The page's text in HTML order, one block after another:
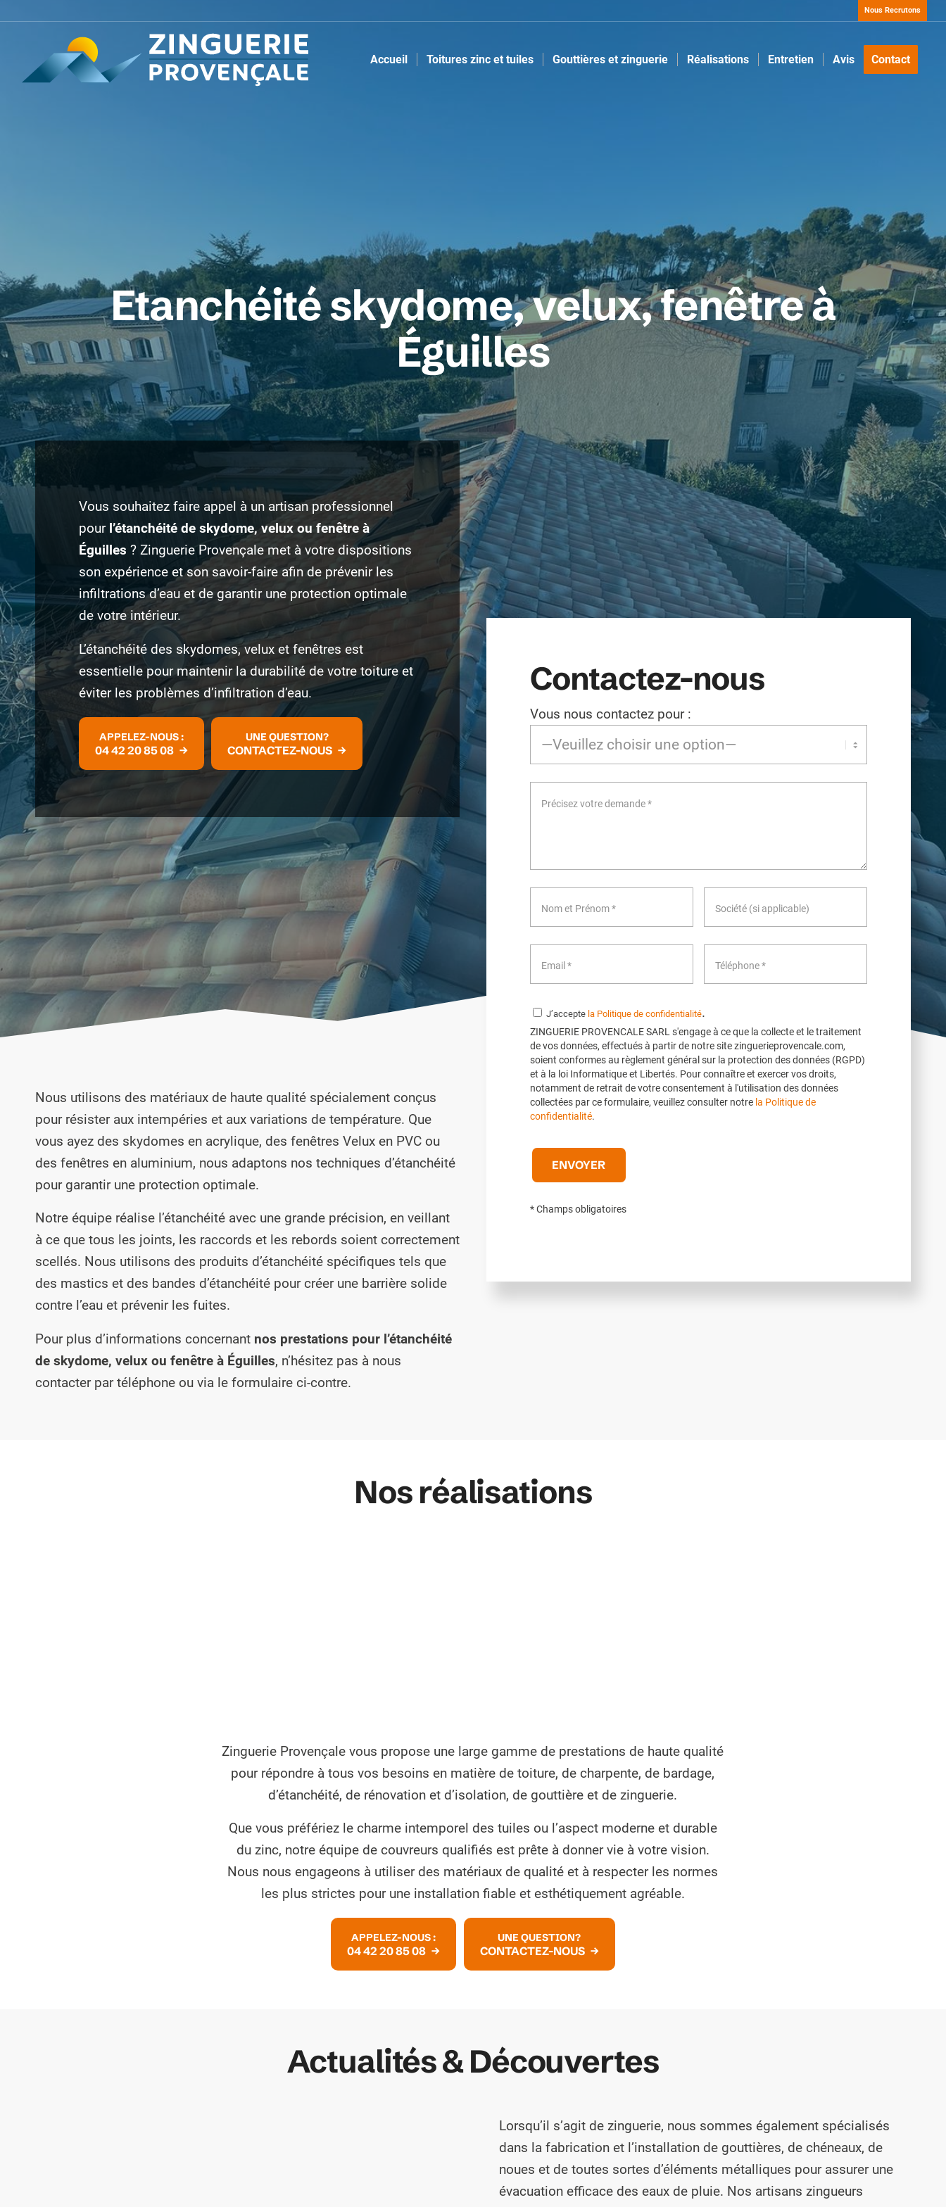
Nous Recrutons
Accueil Toitures zinc et tuiles Gouttières et zinguerie Réalisations Entretien Avis Contact
Etanchéité skydome, velux, fenêtre à
Éguilles
Vous souhaitez faire appel à un artisan professionnel
pour l’étanchéité de skydome, velux ou fenêtre à
Éguilles ? Zinguerie Provençale met à votre dispositions
son expérience et son savoir-faire afin de prévenir les
infiltrations d’eau et de garantir une protection optimale
de votre intérieur.
L’étanchéité des skydomes, velux et fenêtres est
essentielle pour maintenir la durabilité de votre toiture et
éviter les problèmes d’infiltration d’eau.
APPELEZ-NOUS :
04 42 20 85 08
UNE QUESTION?
CONTACTEZ-NOUS
Nous utilisons des matériaux de haute qualité spécialement conçus
pour résister aux intempéries et aux variations de température. Que
vous ayez des skydomes en acrylique, des fenêtres Velux en PVC ou
des fenêtres en aluminium, nous adaptons nos techniques d’étanchéité
pour garantir une protection optimale.
Notre équipe réalise l’étanchéité avec une grande précision, en veillant
à ce que tous les joints, les raccords et les rebords soient correctement
scellés. Nous utilisons des produits d’étanchéité spécifiques tels que
des mastics et des bandes d’étanchéité pour créer une barrière solide
contre l’eau et prévenir les fuites.
Pour plus d’informations concernant nos prestations pour l’étanchéité
de skydome, velux ou fenêtre à Éguilles, n’hésitez pas à nous
contacter par téléphone ou via le formulaire ci-contre.
Contactez-nous
Vous nous contactez pour :
J’accepte la Politique de confidentialité.
ZINGUERIE PROVENCALE SARL s'engage à ce que la collecte et le traitement
de vos données, effectués à partir de notre site zinguerieprovencale.com,
soient conformes au règlement général sur la protection des données (RGPD)
et à la loi Informatique et Libertés. Pour connaître et exercer vos droits,
notamment de retrait de votre consentement à l'utilisation des données
collectées par ce formulaire, veuillez consulter notre la Politique de
confidentialité.
* Champs obligatoires
Nos réalisations
Zinguerie Provençale vous propose une large gamme de prestations de haute qualité
pour répondre à tous vos besoins en matière de toiture, de charpente, de bardage,
d’étanchéité, de rénovation et d’isolation, de gouttière et de zinguerie.
Que vous préfériez le charme intemporel des tuiles ou l’aspect moderne et durable
du zinc, notre équipe de couvreurs qualifiés est prête à donner vie à votre vision.
Nous nous engageons à utiliser des matériaux de qualité et à respecter les normes
les plus strictes pour une installation fiable et esthétiquement agréable.
APPELEZ-NOUS :
04 42 20 85 08
UNE QUESTION?
CONTACTEZ-NOUS
Actualités & Découvertes
Lorsqu’il s’agit de zinguerie, nous sommes également spécialisés
dans la fabrication et l’installation de gouttières, de chéneaux, de
noues et de toutes sortes d’éléments métalliques pour assurer une
évacuation efficace des eaux de pluie. Nos artisans zingueurs